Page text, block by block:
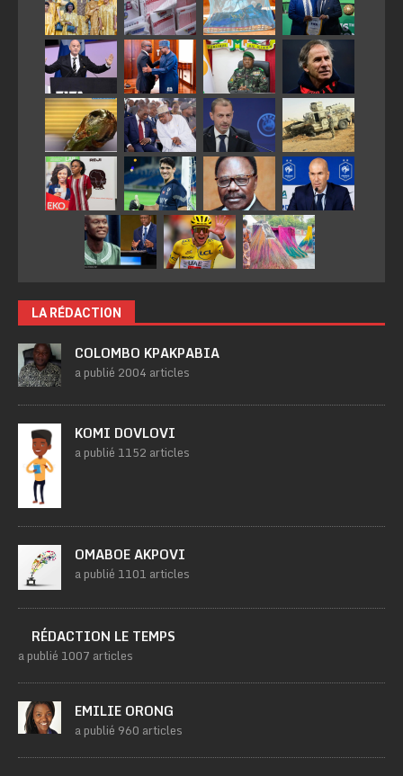
LA RÉDACTION
COLOMBO KPAKPABIA
a publié 2004 articles
KOMI DOVLOVI
a publié 1152 articles
OMABOE AKPOVI
a publié 1101 articles
RÉDACTION LE TEMPS
a publié 1007 articles
EMILIE ORONG
a publié 960 articles